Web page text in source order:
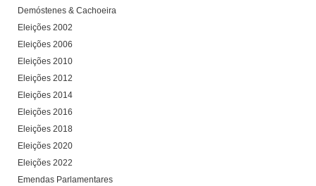
Demóstenes & Cachoeira
Eleições 2002
Eleições 2006
Eleições 2010
Eleições 2012
Eleições 2014
Eleições 2016
Eleições 2018
Eleições 2020
Eleições 2022
Emendas Parlamentares